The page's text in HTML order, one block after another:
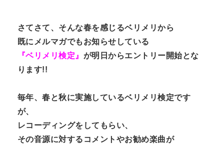
さてさて、そんな春を感じるベリメリから
既にメルマガでもお知らせしている
『ベリメリ検定』 が明日からエントリー開始とな
ります!!
毎年、春と秋に実施しているベリメリ検定です
が、
レコーディングをしてもらい、
その音源に対するコメントやお勧め楽曲が